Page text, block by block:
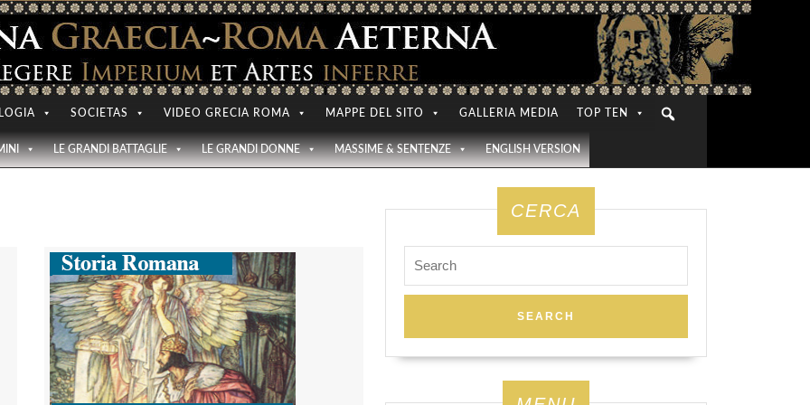
SOCIETAS VIDEO GRECIA ROMA MAPPE DEL SITO GALLERIA MEDIA TOP TEN
LE GRANDI BATTAGLIE LE GRANDI DONNE MASSIME & SENTENZE ENGLISH VERSION
CERCA
for: